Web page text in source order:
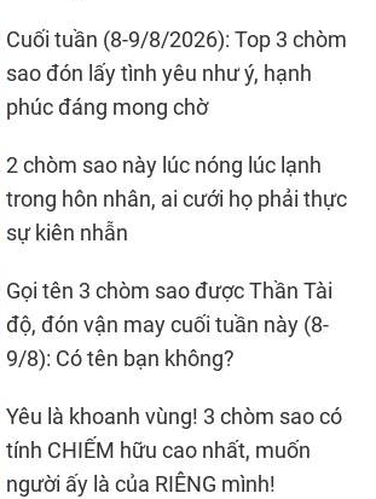
Cuối tuần (8-9/8/2026): Top 3 chòm
sao đón lấy tình yêu như ý, hạnh
phúc đáng mong chờ
2 chòm sao này lúc nóng lúc lạnh
trong hôn nhân, ai cưới họ phải thực
sự kiên nhẫn
Gọi tên 3 chòm sao được Thần Tài
độ, đón vận may cuối tuần này (8-
9/8): Có tên bạn không?
Yêu là khoanh vùng! 3 chòm sao có
tính CHIẾM hữu cao nhất, muốn
người ấy là của RIÊNG mình!